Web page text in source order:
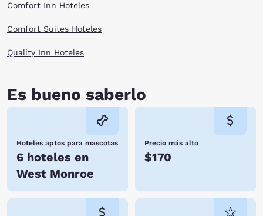
Comfort Inn Hoteles
Comfort Suites Hoteles
Quality Inn Hoteles
Es bueno saberlo
Hoteles aptos para mascotas
6 hoteles en
West Monroe
Precio más alto
$170